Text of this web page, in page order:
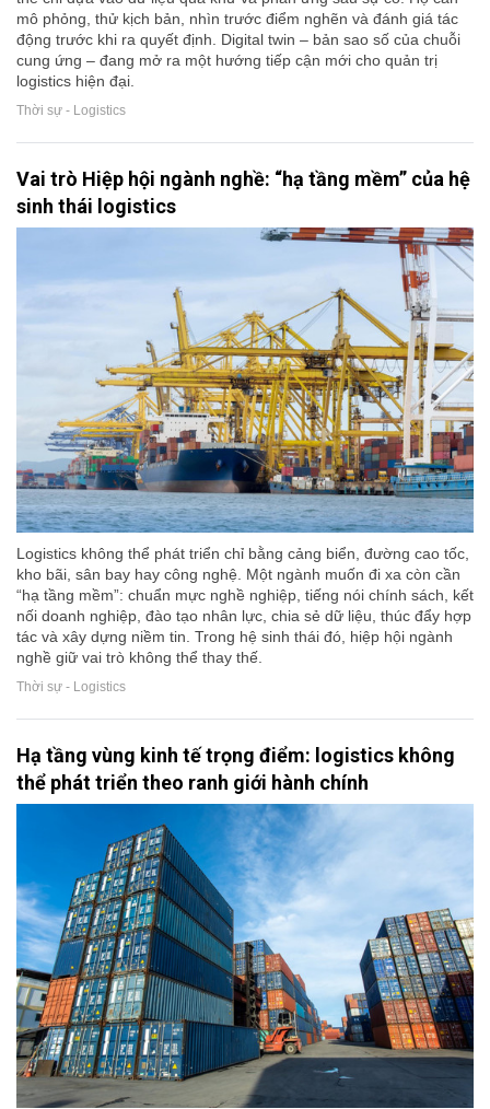
mô phỏng, thử kịch bản, nhìn trước điểm nghẽn và đánh giá tác
động trước khi ra quyết định. Digital twin – bản sao số của chuỗi
cung ứng – đang mở ra một hướng tiếp cận mới cho quản trị
logistics hiện đại.
Thời sự - Logistics
Vai trò Hiệp hội ngành nghề: “hạ tầng mềm” của hệ
sinh thái logistics
Logistics không thể phát triển chỉ bằng cảng biển, đường cao tốc,
kho bãi, sân bay hay công nghệ. Một ngành muốn đi xa còn cần
“hạ tầng mềm”: chuẩn mực nghề nghiệp, tiếng nói chính sách, kết
nối doanh nghiệp, đào tạo nhân lực, chia sẻ dữ liệu, thúc đẩy hợp
tác và xây dựng niềm tin. Trong hệ sinh thái đó, hiệp hội ngành
nghề giữ vai trò không thể thay thế.
Thời sự - Logistics
Hạ tầng vùng kinh tế trọng điểm: logistics không
thể phát triển theo ranh giới hành chính